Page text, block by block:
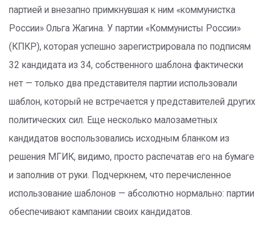
партией и внезапно примкнувшая к ним «коммунистка
России» Ольга Жагина. У партии «Коммунисты России»
(КПКР), которая успешно зарегистрировала по подписям
32 кандидата из 34, собственного шаблона фактически
нет — только два представителя партии использовали
шаблон, который не встречается у представителей других
политических сил. Еще несколько малозаметных
кандидатов воспользовались исходным бланком из
решения МГИК, видимо, просто распечатав его на бумаге
и заполнив от руки. Подчеркнем, что перечисленное
использование шаблонов — абсолютно нормально: партии
обеспечивают кампании своих кандидатов.